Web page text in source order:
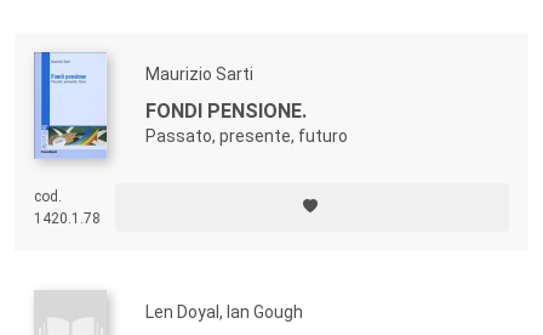
Maurizio Sarti
FONDI PENSIONE.
Passato, presente, futuro
cod.
1420.1.78
Len Doyal, Ian Gough